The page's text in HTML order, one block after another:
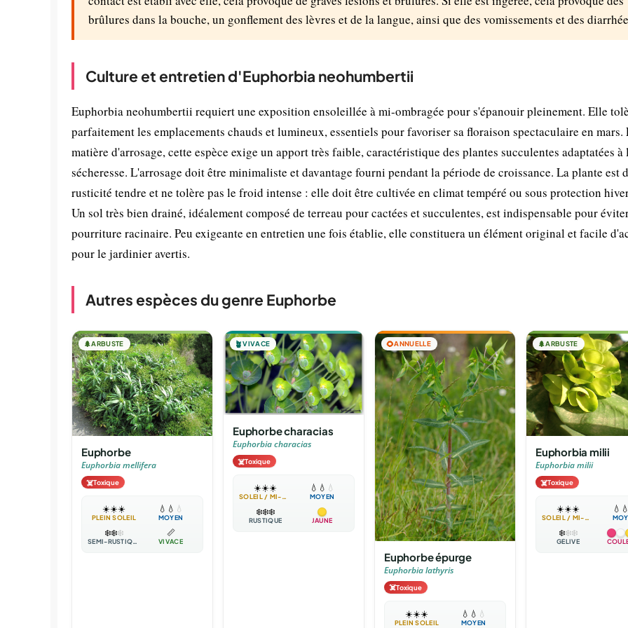
brûlures dans la bouche, un gonflement des lèvres et de la langue, ainsi que des vomissements et des
Culture et entretien d'Euphorbia neohumbertii
Euphorbia neohumbertii requiert une exposition ensoleillée à mi-ombragée pour s'épanouir pleinement. Elle
parfaitement les emplacements chauds et lumineux, essentiels pour favoriser sa floraison spectaculaire en mars.
matière d'arrosage, cette espèce exige un apport très faible, caractéristique des plantes succulentes adaptatées à
sécheresse. L'arrosage doit être minimaliste et davantage fourni pendant la période de croissance. La plante est
rusticité tendre et ne tolère pas le froid intense : elle doit être cultivée en climat tempéré ou sous protection
Un sol très bien drainé, idéalement composé de terreau pour cactées et succulentes, est indispensable pour
pourriture racinaire. Peu exigeante en entretien une fois établie, elle constituera un élément original et facile
pour le jardinier avertis.
Autres espèces du genre Euphorbe
🌲ARBUSTE
Euphorbe
Euphorbia mellifera
☠️Toxique
☀️☀️☀️
PLEIN SOLEIL
💧 💧 💧
MOYEN
❄️❄️❄️
SEMI-RUSTIQUE
📏
VIVACE
🪴VIVACE
Euphorbe characias
Euphorbia characias
☠️Toxique
☀️☀️☀️
SOLEIL / MI-OMBRE
💧 💧 💧
MOYEN
❄️❄️❄️
RUSTIQUE JAUNE
🌻ANNUELLE
Euphorbe épurge
Euphorbia lathyris
☠️Toxique
☀️☀️☀️
PLEIN SOLEIL
💧 💧 💧
MOYEN
🌲ARBUSTE
Euphorbia milii
Euphorbia milii
☠️Toxique
☀️☀️☀️
SOLEIL / MI-OMBRE
💧 💧
❄️❄️❄️
GÉLIVE